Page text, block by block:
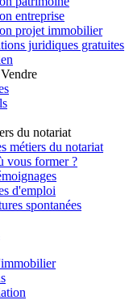
entreprise
projet immobilier
juridiques gratuites
Vendre
du notariat
métiers du notariat
vous former ?
d'emploi
spontanées